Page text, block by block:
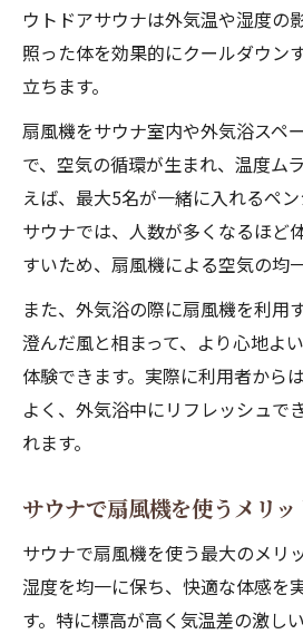
外気浴を極めるサウナと扇
外気浴で扇風機が活躍
サウナの外気浴を快適
ック
扇風機がもたらす外気
冷却とリラックスを促
用
サウナのととのい感に扇風
サウナのととのい感と扇
扇風機で深まるサウナ
温冷交代浴と扇風機の相
扇風機が整う感覚にもた
快適な湿度管理ならサウナ
扇風機でサウナの湿度
サウナの湿度維持に扇
ウトドアサウナは外気温や湿度の
照った体を効果的にクールダウン
立ちます。
扇風機をサウナ室内や外気浴スペ
で、空気の循環が生まれ、温度ム
えば、最大5名が一緒に入れるペ
サウナでは、人数が多くなるほど
すいため、扇風機による空気の均
また、外気浴の際に扇風機を利用
澄んだ風と相まって、より心地よ
体験できます。実際に利用者から
よく、外気浴中にリフレッシュで
れます。
サウナで扇風機を使うメリ
サウナで扇風機を使う最大のメリ
湿度を均一に保ち、快適な体感を
す。特に標高が高く気温差の激し